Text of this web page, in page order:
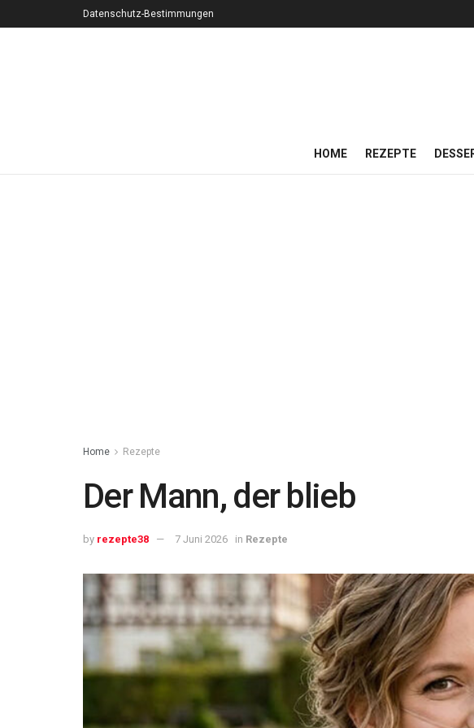
Datenschutz-Bestimmungen
HOME REZEPTE
Home Rezepte
Der Mann, der blieb
by rezepte38 7 Juni 2026 in Rezepte